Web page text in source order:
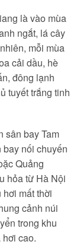
là vào mùa
ngắt, lá cây
mỗi mùa
cải dầu, hè
đông lạnh
tuyết trắng tinh
sân bay Tam
bay nối chuyến
Quảng
hỏa từ Hà Nội
mất thời
cảnh núi
trong khu
cao.